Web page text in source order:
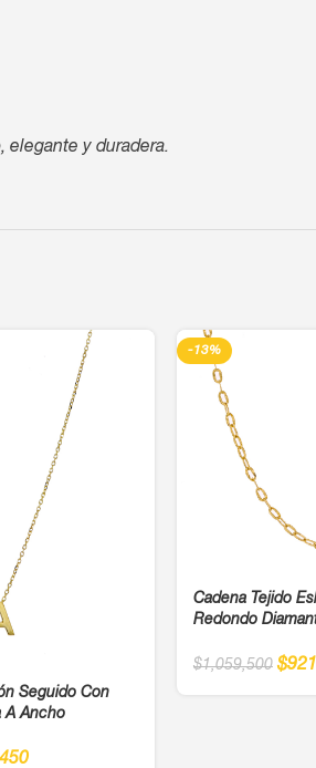
elegante y duradera.
Seguido Con
A Ancho
-13%
Cadena Tejido
Redondo
$1,059,500 $